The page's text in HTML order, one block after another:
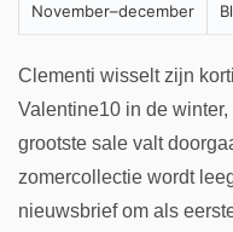
November–december
Clementi wisselt zijn
Valentine10 in de
grootste sale valt
zomercollectie wordt
nieuwsbrief om als